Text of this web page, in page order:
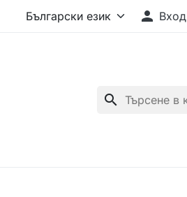
 Вход
search